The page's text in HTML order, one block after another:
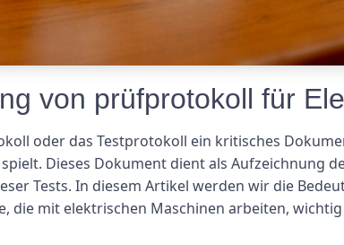
von prüfprotokoll für
oder das Testprotokoll ein kritisches
Dieses Dokument dient als Aufzeichnung
Tests. In diesem Artikel werden wir die
die mit elektrischen Maschinen arbeiten,